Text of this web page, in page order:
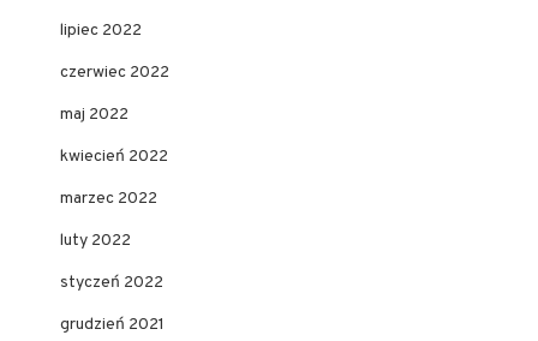
lipiec 2022
czerwiec 2022
maj 2022
kwiecień 2022
marzec 2022
luty 2022
styczeń 2022
grudzień 2021